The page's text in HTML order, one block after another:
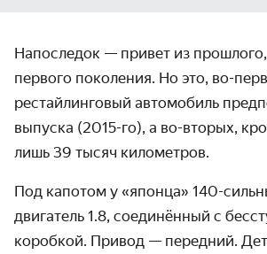
Напоследок — привет из
первого поколения. Но это, во-
рестайлинговый автомобиль
выпуска (2015-го), а во-вторых,
лишь 39 тысяч километров.
Под капотом у «японца» 140-
двигатель 1.8, соединённый с
коробкой. Привод — передний.